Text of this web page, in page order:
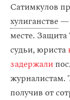
Сатимкулов
хулиганстве—
месте.
судьи, юриста
задержали
журналистам.
получив от